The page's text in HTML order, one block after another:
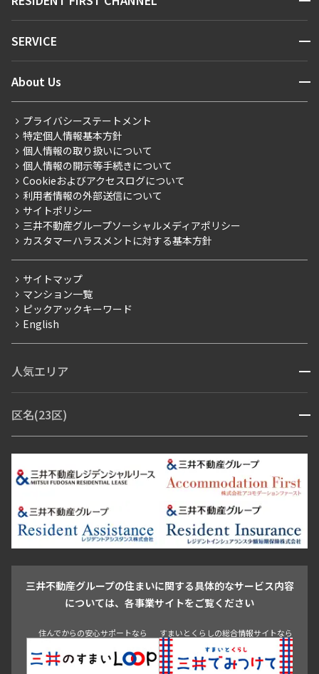
新着情報から探す
新着募集情報
こだわりから探す
こだわり一覧
プレミアムマンション
新築
当社限定（港区・渋谷区）
当社限定（港区・渋谷区以外）
三井不動産企画
賃料改定
フリーレント
ペット可
ブランドマンション
お問い合わせ
マンションレポート
住まいのコラム
SERVICE 開閉
会員ページ
ご入居・提携サービス
お部屋探しからご契約まで
よくあるご質問
社宅紹介
【仲介会社様向け】当社仲介事業部取り扱い物件入居申込
About Us 開閉
会社情報
事業案内
採用情報
ニュースリリース
お問い合わせ
プライバシーステートメント
特定個人情報基本方針
個人情報の取り扱いについて
個人情報の開示等手続きについて
Cookieおよびアクセスログについて
利用者情報の外部送信について
サイトポリシー
三井不動産グループソーシャルメディアポリシー
カスタマーハラスメントに対する基本方針
サイトマップ
マンション一覧
ピックアックキーワード
English
人気エリア 開閉
青山・表参道・原宿
市ヶ谷・神楽坂・飯田橋
三田・芝・浜松町
芝浦・汐留・品川
月島・勝どき・豊洲
本郷・春日・小石川
目白・高田馬場・早稲田
池尻大橋・三軒茶屋
祐天寺・学芸大学・自由が丘
駒沢・用賀・二子玉川
成城・砧
池袋・板橋・王子
青山 渋谷 東京・大手町 新宿 品川
目黒・中目黒
区名(23区) 開閉
江東区 台東区 墨田区
中野区
豊島区
杉並区 板橋区 練馬区 荒川区
足立区
葛飾区
江戸川区
三井不動産グループの住まいに関する具体的なサービス内容
については、各事業サイトをご覧ください
住んでからの安心サポートなら すまいとくらしの総合情報サイトなら